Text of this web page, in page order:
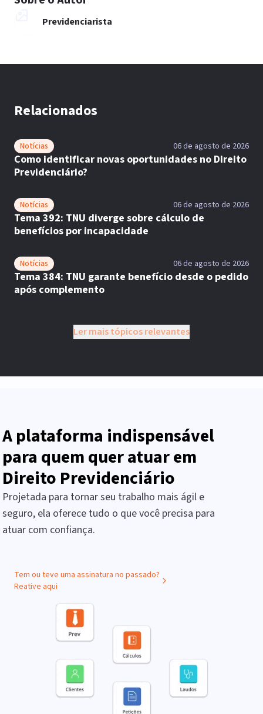
Previdenciarista
Relacionados
Notícias 06 de agosto de 2026
Como identificar novas oportunidades no Direito
Previdenciário?
Notícias 06 de agosto de 2026
Tema 392: TNU diverge sobre cálculo de
benefícios por incapacidade
Notícias 06 de agosto de 2026
Tema 384: TNU garante benefício desde o pedido
após complemento
Ler mais tópicos relevantes
A plataforma indispensável
para quem quer atuar em
Direito Previdenciário
Projetada para tornar seu trabalho mais ágil e
seguro, ela oferece tudo o que você precisa para
atuar com confiança.
Tem ou teve uma assinatura no passado?
Reative aqui